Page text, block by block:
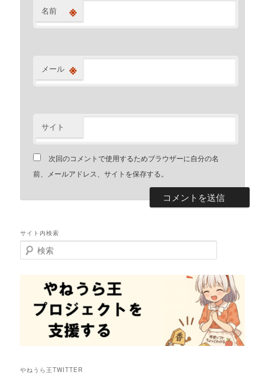
名前 ※
メール ※
サイト
次回のコメントで使用するためブラウザーに自分の名
前、メールアドレス、サイトを保存する。
サイト内検索
検
索
やねうら王TWITTER